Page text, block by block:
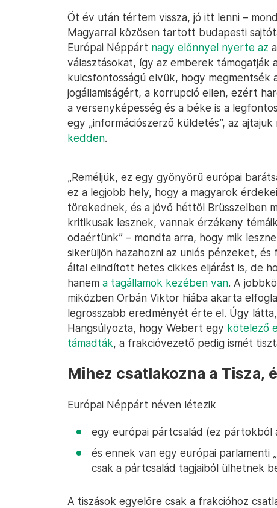
Öt év után tértem vissza, jó itt lenni –
Magyarral közösen tartott budapesti
Európai Néppárt nagy előnnyel nyerte az
választásokat, így az emberek támogatják
kulcsfontosságú elvük, hogy megmentsék
jogállamiságért, a korrupció ellen, ezért
a versenyképesség és a béke is a
egy „információszerző küldetés”, az
kedden.
„Reméljük, ez egy gyönyörű európai
ez a legjobb hely, hogy a magyarok
törekednek, és a jövő héttől Brüsszelben
kritikusak lesznek, vannak érzékeny
odaértünk” – mondta arra, hogy mik
sikerüljön hazahozni az uniós pénzeket,
által elindított hetes cikkes eljárást is, de
hanem a tagállamok kezében van. A
miközben Orbán Viktor hiába akarta
legrosszabb eredményét érte el. Úgy
Hangsúlyozta, hogy Webert egy kötelező
támadták, a frakcióvezető pedig ismét
Mihez csatlakozna a Tisza,
Európai Néppárt néven létezik
egy európai pártcsalád (ez pártokból
és ennek van egy európai parlamenti
csak a pártcsalád tagjaiból ülhetnek
A tiszások egyelőre csak a frakcióhoz